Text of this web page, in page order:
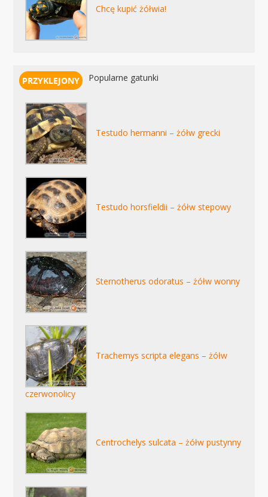
Chcę kupić żółwia!
Popularne gatunki
Testudo hermanni – żółw grecki
Testudo horsfieldii – żółw stepowy
Sternotherus odoratus – żółw wonny
Trachemys scripta elegans – żółw
czerwonolicy
Centrochelys sulcata – żółw pustynny